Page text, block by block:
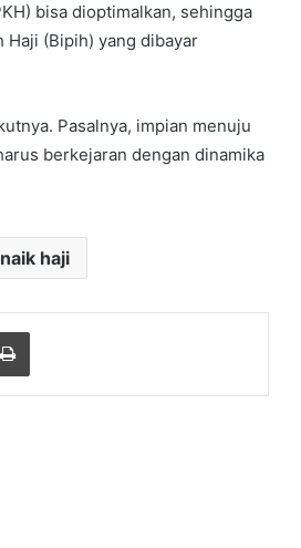
bisa dioptimalkan, sehingga
Haji (Bipih) yang dibayar
Pasalnya, impian menuju
berkejaran dengan dinamika
haji
Print